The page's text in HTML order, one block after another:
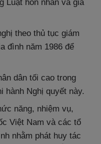
Luật hôn nhân và gia
theo thủ tục giám
đình năm 1986 để
dân tối cao trong
hành Nghị quyết này.
năng, nhiệm vụ,
Việt Nam và các tổ
nhằm phát huy tác